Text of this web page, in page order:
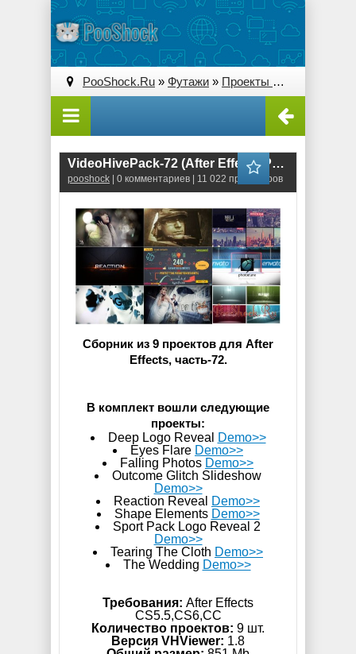
PooShock.Ru » Футажи » Проекты After Effects
VideoHivePack-72 (After Effects Projects Pack)
pooshock | 0 комментариев | 11 022 просмотров
Сборник из 9 проектов для After
Effects, часть-72.
В комплект вошли следующие
проекты:
Deep Logo Reveal
Demo>>
Eyes Flare Demo>>
Falling Photos Demo>>
Outcome Glitch Slideshow
Demo>>
Reaction Reveal
Demo>>
Shape Elements Demo>>
Sport Pack Logo Reveal 2
Demo>>
Tearing The Cloth Demo>>
The Wedding Demo>>
Требования: After Effects
CS5.5,CS6,СС
Количество проектов: 9 шт.
Версия VHViewer: 1.8